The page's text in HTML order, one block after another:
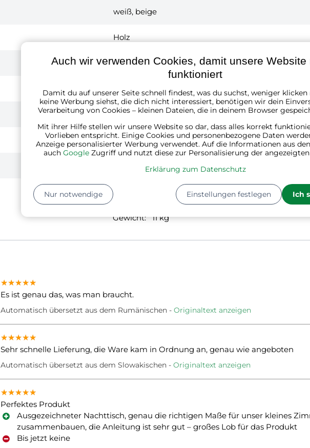
weiß, beige
Holz
65 cm
25 cm
30 cm
1
Länge:
Breite:
Gewicht:
11 kg
★★★★★
★★★★★
★★★★★
Es ist genau das, was man braucht.
Automatisch übersetzt aus dem Rumänischen Originaltext anzeigen
★★★★★
★★★★★
★★★★★
Sehr schnelle Lieferung, die Ware kam in Ordnung an, genau wie angeboten
Automatisch übersetzt aus dem Slowakischen Originaltext anzeigen
★★★★★
★★★★★
★★★★★
Perfektes Produkt
Ausgezeichneter Nachttisch, genau die richtigen Maße für unser kleines
zusammenbauen, die Anleitung ist sehr gut – großes Lob für das Produkt
Bis jetzt keine
Auch wir verwenden Cookies, damit unsere Website
funktioniert
Damit du auf unserer Seite schnell findest, was du suchst, weniger
keine Werbung siehst, die dich nicht interessiert, benötigen wir dein
Verarbeitung von Cookies – kleinen Dateien, die in deinem Browser
Mit ihrer Hilfe stellen wir unsere Website so dar, dass alles korrekt
Vorlieben entspricht. Einige Cookies und personenbezogene Daten
Anzeige personalisierter Werbung verwendet. Auf die Informationen aus
auch Google Zugriff und nutzt diese zur Personalisierung der
Erklärung zum Datenschutz
Einstellungen festlegen Ich
Nur notwendige